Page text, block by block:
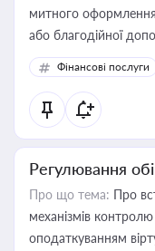
митного оформлення,
або благодійної
Фінансові послуги
Регулювання
Про що тема: Про
механізмів
оподаткуванням